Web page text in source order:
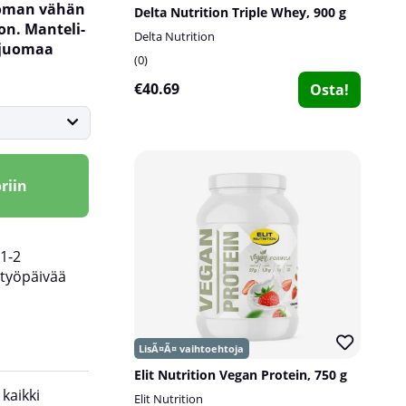
vähän
Manteli-
1-2
työpäivää
Delta Nutrition Triple Whey, 900 g
Delta Nutrition
0
€40.69 Osta!
Elit Nutrition Vegan Protein, 750 g
Elit Nutrition
- Sinulle, joka haluat täydentää ruokavaliotasi